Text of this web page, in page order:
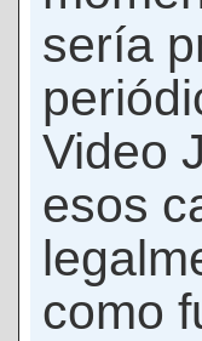
sería
Video
esos
como